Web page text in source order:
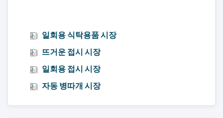
일회용 식탁용품 시장
뜨거운 접시 시장
일회용 접시 시장
자동 병따개 시장